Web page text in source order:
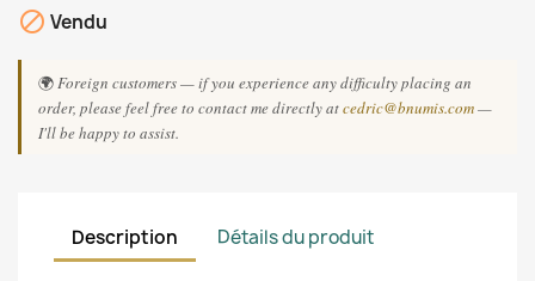
 Vendu
🌍Foreign customers — if you experience any difficulty placing an
order, please feel free to contact me directly atcedric@bnumis.com—
I'll be happy to assist.
Description Détails du produit